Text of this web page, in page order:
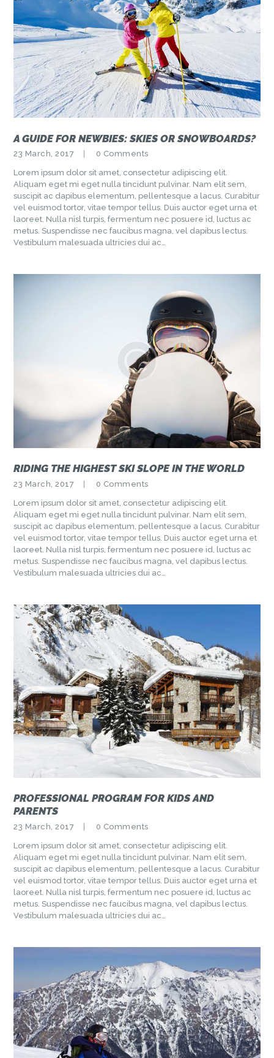
A GUIDE FOR NEWBIES: SKIES OR SNOWBOARDS?
23 March, 2017 0 Comments
Lorem ipsum dolor sit amet, consectetur adipiscing elit.
Aliquam eget mi eget nulla tincidunt pulvinar. Nam elit sem,
suscipit ac dapibus elementum, pellentesque a lacus. Curabitur
vel euismod tortor, vitae tempor tellus. Duis auctor eget urna et
laoreet. Nulla nisl turpis, fermentum nec posuere id, luctus ac
metus. Suspendisse nec faucibus magna, vel dapibus lectus.
Vestibulum malesuada ultricies dui ac…
RIDING THE HIGHEST SKI SLOPE IN THE WORLD
23 March, 2017 0 Comments
Lorem ipsum dolor sit amet, consectetur adipiscing elit.
Aliquam eget mi eget nulla tincidunt pulvinar. Nam elit sem,
suscipit ac dapibus elementum, pellentesque a lacus. Curabitur
vel euismod tortor, vitae tempor tellus. Duis auctor eget urna et
laoreet. Nulla nisl turpis, fermentum nec posuere id, luctus ac
metus. Suspendisse nec faucibus magna, vel dapibus lectus.
Vestibulum malesuada ultricies dui ac…
PROFESSIONAL PROGRAM FOR KIDS AND
PARENTS
23 March, 2017 0 Comments
Lorem ipsum dolor sit amet, consectetur adipiscing elit.
Aliquam eget mi eget nulla tincidunt pulvinar. Nam elit sem,
suscipit ac dapibus elementum, pellentesque a lacus. Curabitur
vel euismod tortor, vitae tempor tellus. Duis auctor eget urna et
laoreet. Nulla nisl turpis, fermentum nec posuere id, luctus ac
metus. Suspendisse nec faucibus magna, vel dapibus lectus.
Vestibulum malesuada ultricies dui ac…